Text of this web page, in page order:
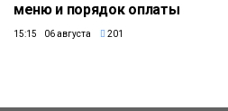
меню и порядок оплаты
15:15 06 августа 201